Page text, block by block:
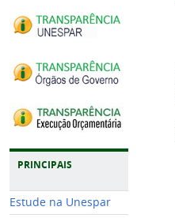
PRINCIPAIS
Estude na Unespar